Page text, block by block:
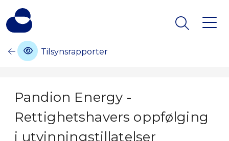
Tilsynsrapporter
Pandion Energy -
Rettighetshavers oppfølging
i utvinningstillatelser